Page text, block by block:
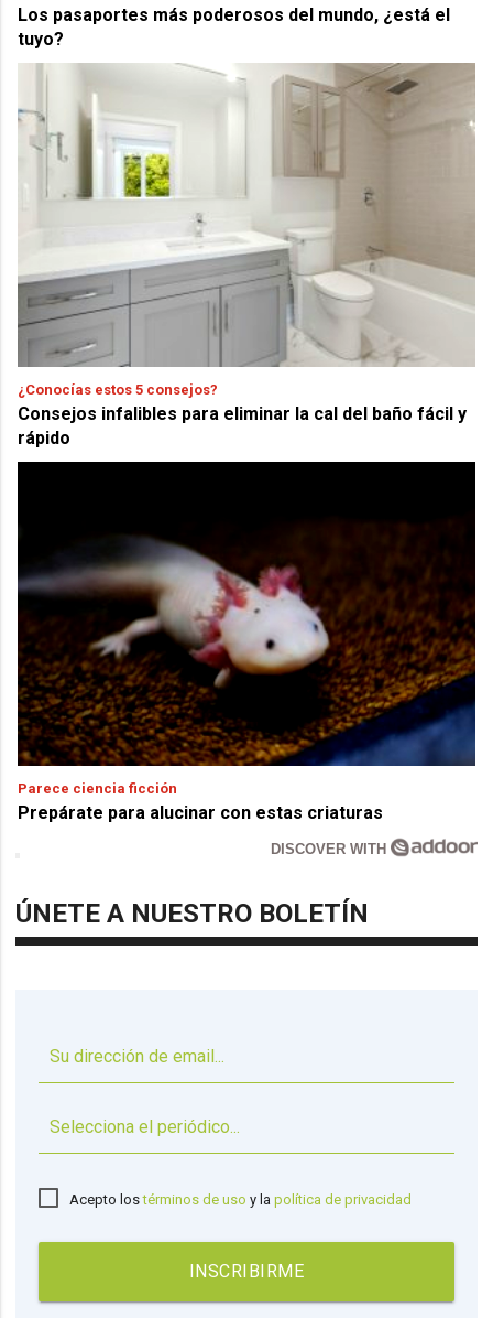
Los pasaportes más poderosos del mundo, ¿está el
tuyo?
¿Conocías estos 5 consejos?
Consejos infalibles para eliminar la cal del baño fácil y
rápido
Parece ciencia ficción
Prepárate para alucinar con estas criaturas
DISCOVER WITH
ÚNETE A NUESTRO BOLETÍN
Acepto lostérminos de uso y lapolítica de privacidad
INSCRIBIRME